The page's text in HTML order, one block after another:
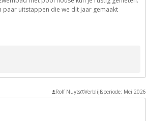
paar uitstappen die we dit jaar gemaakt
zuidkust van Kreta hebt.
zien.
en restaurantjes waar je goed en goedkoop
de moeite waard.
Rolf Nuyts Verblijfsperiode: Mei 2026